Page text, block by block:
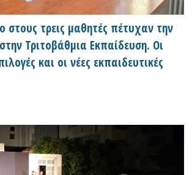
στους τρεις μαθητές πέτυχαν την
Τριτοβάθμια Εκπαίδευση. Οι
και οι νέες εκπαιδευτικές